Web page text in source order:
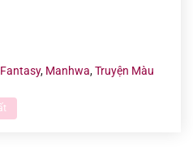
Fantasy, Manhwa,Truyện Màu